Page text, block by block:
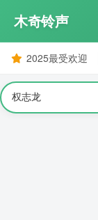
木奇铃声
2025最受欢迎